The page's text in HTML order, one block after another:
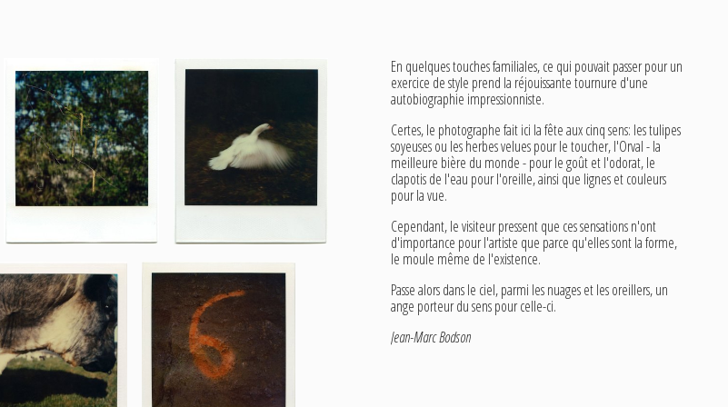
En quelques touches familiales, ce qui pouvait passer pour un
exercice de style prend la réjouissante tournure d'une
autobiographie impressionniste.
Certes, le photographe fait ici la fête aux cinq sens: les tulipes
soyeuses ou les herbes velues pour le toucher, l'Orval - la
meilleure bière du monde - pour le goût et l'odorat, le
clapotis de l'eau pour l'oreille, ainsi que lignes et couleurs
pour la vue.
Cependant, le visiteur pressent que ces sensations n'ont
d'importance pour l'artiste que parce qu'elles sont la forme,
le moule même de l'existence.
Passe alors dans le ciel, parmi les nuages et les oreillers, un
ange porteur du sens pour celle-ci.
Jean-Marc Bodson